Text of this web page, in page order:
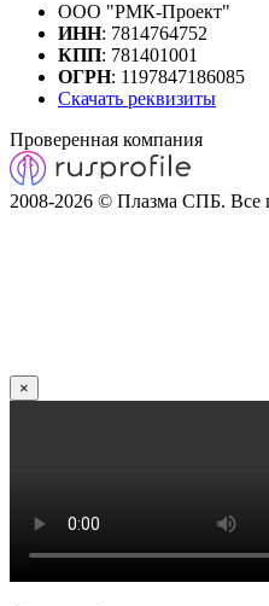
ООО "РМК-Проект"
ИНН: 7814764752
КПП: 781401001
ОГРН: 1197847186085
Скачать реквизиты
Проверенная компания
2008-2026 © Плазма СПБ. Все
×